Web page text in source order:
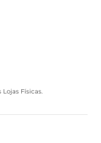
Físicas.